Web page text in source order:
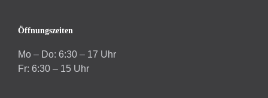
Öffnungszeiten
Mo – Do: 6:30 – 17 Uhr
Fr: 6:30 – 15 Uhr